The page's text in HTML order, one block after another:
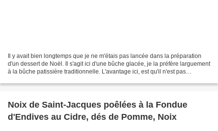
Il y avait bien longtemps que je ne m'étais pas lancée dans la préparation
d'un dessert de Noël. Il s'agit ici d'une bûche glacée, je la préfère larguement
à la bûche patissière traditionnelle. L'avantage ici, est qu'il n'est pas
Noix de Saint-Jacques poêlées à la Fondue
d'Endives au Cidre, dés de Pomme, Noix